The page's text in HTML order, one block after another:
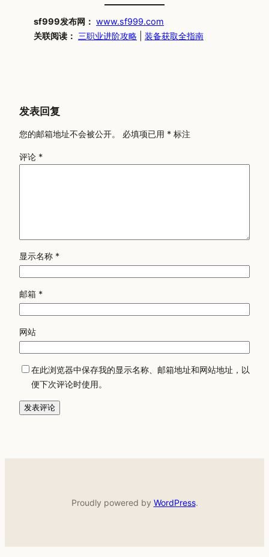
sf999发布网： www.sf999.com
关联阅读： 三职业进阶攻略 装备获取全指南
发表回复
您的邮箱地址不会被公开。 必填项已用 * 标注
评论 *
显示名称 *
邮箱 *
网站
在此浏览器中保存我的显示名称、邮箱地址和网站地址，以
便下次评论时使用。
Proudly powered by WordPress.